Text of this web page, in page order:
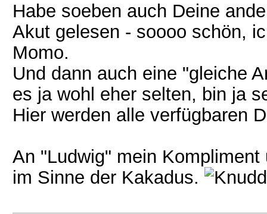
Habe soeben auch Deine
Akut gelesen - soooo schön,
Momo.
Und dann auch eine "gleiche
es ja wohl eher selten, bin ja
Hier werden alle verfügbaren
An "Ludwig" mein
im Sinne der Kakadus.